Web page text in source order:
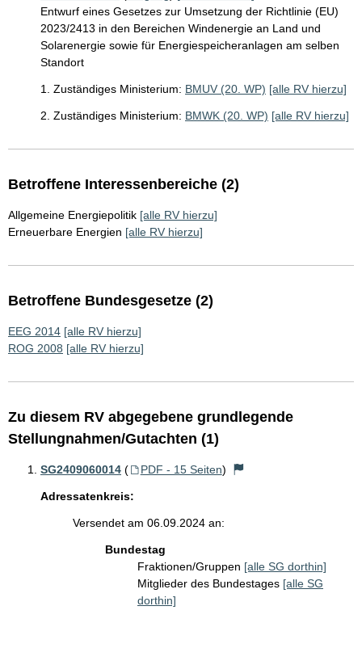
Entwurf eines Gesetzes zur Umsetzung der Richtlinie (EU)
2023/2413 in den Bereichen Windenergie an Land und
Solarenergie sowie für Energiespeicheranlagen am selben
Standort
1. Zuständiges Ministerium: BMUV (20. WP) [alle RV hierzu]
2. Zuständiges Ministerium: BMWK (20. WP) [alle RV hierzu]
Betroffene Interessenbereiche (2)
Allgemeine Energiepolitik [alle RV hierzu]
Erneuerbare Energien [alle RV hierzu]
Betroffene Bundesgesetze (2)
EEG 2014 [alle RV hierzu]
ROG 2008 [alle RV hierzu]
Zu diesem RV abgegebene grundlegende
Stellungnahmen/Gutachten (1)
SG2409060014 ( PDF - 15 Seiten)
Adressatenkreis:
Versendet am 06.09.2024 an:
Bundestag
Fraktionen/Gruppen [alle SG dorthin]
Mitglieder des Bundestages [alle SG
dorthin]